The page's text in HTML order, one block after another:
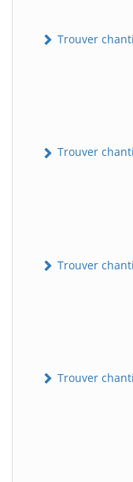
Trouver
Trouver
Trouver
Trouver